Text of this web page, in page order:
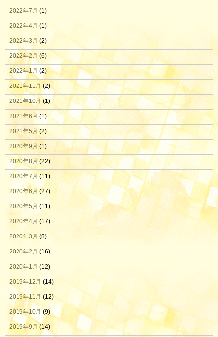
2022年7月 (1)
2022年4月 (1)
2022年3月 (2)
2022年2月 (6)
2022年1月 (2)
2021年11月(2)
2021年10月 (1)
2021年6月 (1)
2021年5月 (2)
2020年9月 (1)
2020年8月(22)
2020年7月 (11)
2020年6月 (27)
2020年5月 (11)
2020年4月 (17)
2020年3月 (8)
2020年2月 (16)
2020年1月 (12)
2019年12月 (14)
2019年11月 (12)
2019年10月 (9)
2019年9月(14)